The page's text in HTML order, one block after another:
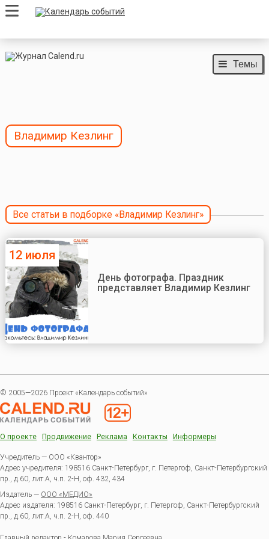
Темы
Владимир Кезлинг
Все статьи в подборке «Владимир Кезлинг»
12 июля
День фотографа. Праздник
представляет Владимир Кезлинг
© 2005—2026 Проект «Календарь событий»
О проекте Продвижение Реклама Контакты Информеры
Учредитель — ООО «Квантор»
Адрес учредителя: 198516 Санкт-Петербург, г. Петергоф, Санкт-Петербургский
пр., д.60, лит.А, ч.п. 2-Н, оф. 432, 434
Издатель — ООО «МЕДИО»
Адрес издателя: 198516 Санкт-Петербург, г. Петергоф, Санкт-Петербургский
пр., д.60, лит.А, ч.п. 2-Н, оф. 440